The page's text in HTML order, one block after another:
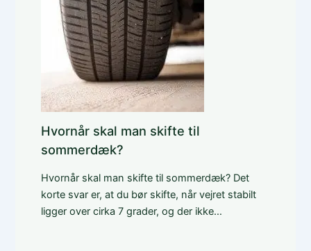
Hvornår skal man skifte til
sommerdæk?
Hvornår skal man skifte til sommerdæk? Det
korte svar er, at du bør skifte, når vejret stabilt
ligger over cirka 7 grader, og der ikke…